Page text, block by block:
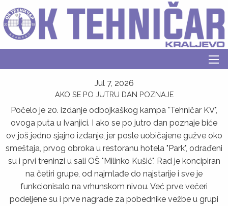
Jul 7, 2026
AKO SE PO JUTRU DAN POZNAJE
Počelo je 20. izdanje odbojkaškog kampa "Tehničar KV",
ovoga puta u Ivanjici. I ako se po jutro dan poznaje biće
ov još jedno sjajno izdanje, jer posle uobičajene gužve oko
smeštaja, prvog obroka u restoranu hotela "Park", odrađeni
su i prvi treninzi u sali OŠ "Milinko Kušić". Rad je koncipiran
na četiri grupe, od najmlađe do najstarije i sve je
funkcionisalo na vrhunskom nivou. Već prve večeri
podeljene su i prve nagrade za pobednike vežbe u grupi